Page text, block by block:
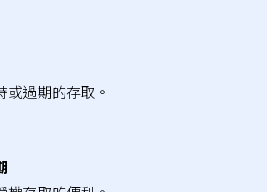
或過期的存取。